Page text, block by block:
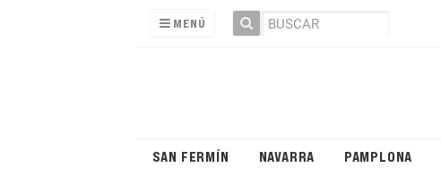
MENÚ
SAN FERMÍN NAVARRA PAMPLONA